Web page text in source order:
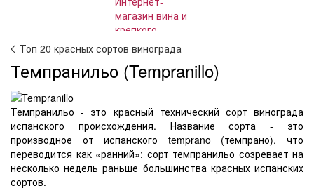
Топ 20 красных сортов винограда
Темпранильо (Tempranillo)
Темпранильо - это красный технический сорт винограда
испанского происхождения. Название сорта - это
производное от испанского temprano (темпрано), что
переводится как «ранний»: сорт темпранильо созревает на
несколько недель раньше большинства красных испанских
сортов.